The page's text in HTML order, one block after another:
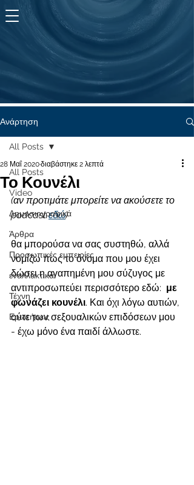
Ανάρτηση
All Posts
Video
Δημοσιογραφικά
Άρθρα
Προσωπικές εμπειρίες
εναλλακτικά
Τέχνη
Ερωτήσεις
All Posts
Το Κουνέλι
28 Μαΐ 2020διαβάστηκε 2 λεπτά
(αν προτιμάτε μπορείτε να ακούσετε το
podcast εδώ)
θα μπορούσα να σας συστηθώ, αλλά
νομίζω πως το όνομα που μου έχει
δώσει η αγαπημένη μου σύζυγος με
αντιπροσωπεύει περισσότερο εδώ: με
φωνάζει κουνέλι. Και όχι λόγω αυτιών,
ούτε των σεξουαλικών επιδόσεων μου
- έχω μόνο ένα παιδί άλλωστε.